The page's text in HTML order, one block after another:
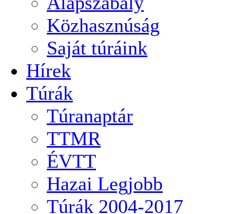
Közhasznúság
Saját túráink
Hírek
Túrák
Túranaptár
TTMR
ÉVTT
Hazai Legjobb
Túrák 2004-2017